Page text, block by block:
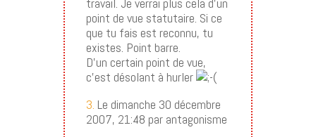
point de vue statutaire. Si ce
que tu fais est reconnu, tu
existes. Point barre.
D’un certain point de vue,
c’est désolant à hurler
3. Le dimanche 30 décembre
2007, 21:48 par antagonisme